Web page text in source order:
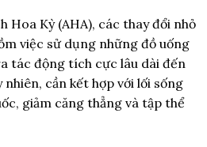
Hoa Kỳ (AHA), các thay đổi nhỏ
việc sử dụng những đồ uống
tác động tích cực lâu dài đến
cần kết hợp với lối sống
giảm căng thẳng và tập thể